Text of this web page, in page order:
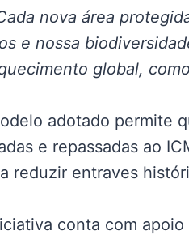
nova área
e nossa
global,
adotado permite
e repassadas ao
reduzir entraves
conta com